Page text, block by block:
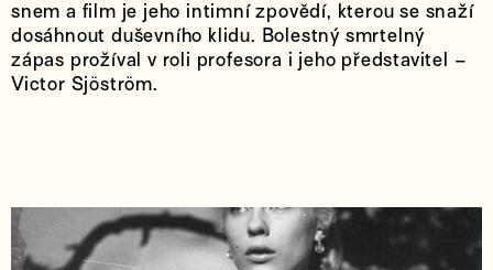
snem a film je jeho intimní zpovědí, kterou se snaží
dosáhnout duševního klidu. Bolestný smrtelný
zápas prožíval v roli profesora i jeho představitel –
Victor Sjöström.